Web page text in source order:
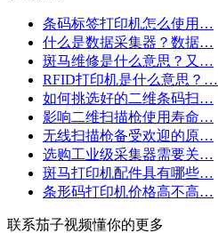
条码标签打印机怎么使用…
什么是数据采集器？数据…
斑马维修是什么意思？又…
RFID打印机是什么意思？…
如何挑选好的二维条码扫…
影响二维扫描枪使用寿命…
无线扫描枪备受欢迎的原…
选购工业级采集器需要关…
斑马打印机配件具有哪些…
条形码打印机价格高不高…
联系茄子视频懂你的更多